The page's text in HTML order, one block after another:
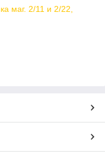
маг. 2/11 и 2/22,